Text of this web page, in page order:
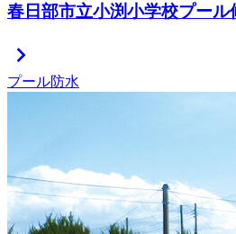
春日部市立小渕小学校プール
chevron_right
プール防水